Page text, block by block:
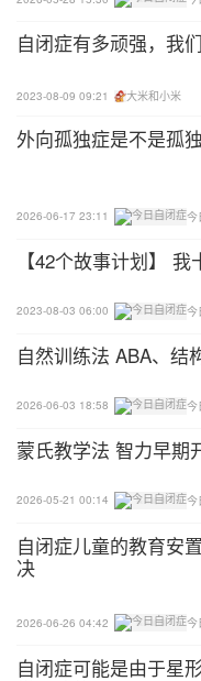
自闭症有多顽强，我
2023-08-09 09:21 大米和小米
外向孤独症是不是孤独
2026-06-17 23:11 今
【42个故事计划】
2023-08-03 06:00 今
自然训练法 ABA、结
2026-06-03 18:58 今
蒙氏教学法 智力早期
2026-05-21 00:14 今
自闭症儿童的教育安
决
2026-06-26 04:42 今
自闭症可能是由于星